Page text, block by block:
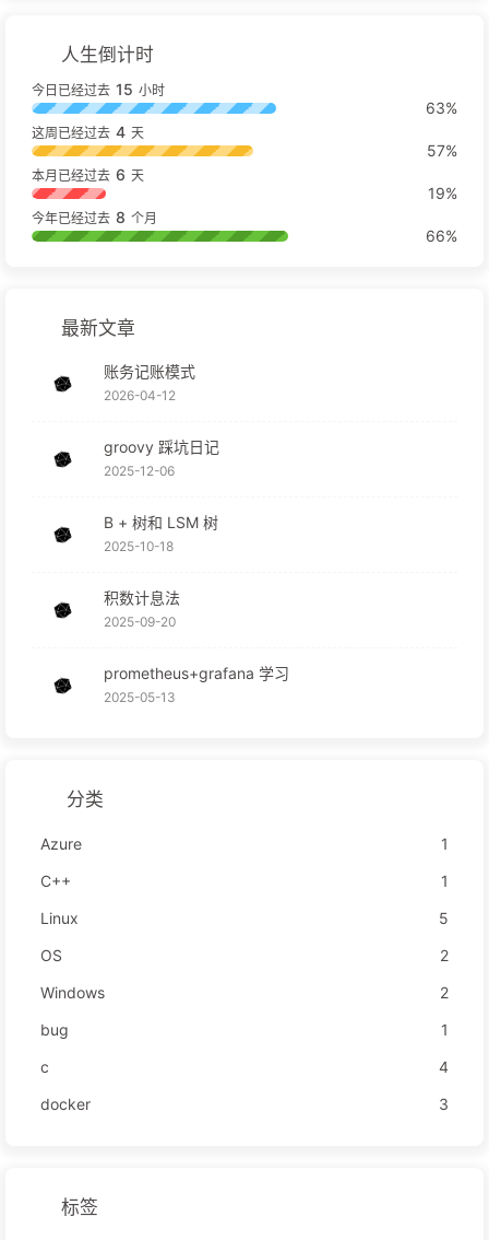
人生倒计时
今日已经过去 15 小时
63%
这周已经过去 4 天
57%
本月已经过去 6 天
19%
今年已经过去 8 个月
66%
最新文章
账务记账模式
2026-04-12
groovy 踩坑日记
2025-12-06
B + 树和 LSM 树
2025-10-18
积数计息法
2025-09-20
prometheus+grafana 学习
2025-05-13
分类
Azure
1
C++
1
Linux
5
OS
2
Windows
2
bug
1
c
4
docker
3
标签